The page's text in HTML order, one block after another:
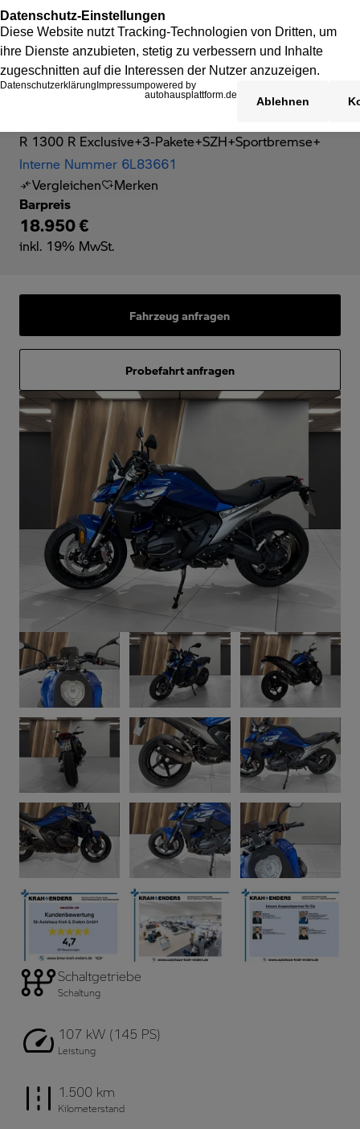
R 1300 R Exclusive+3-Pakete+SZH+Sportbremse+
Interne Nummer 6L83661
Vergleichen
Merken
Barpreis
18.950 €
inkl. 19% MwSt.
Fahrzeug anfragen
Probefahrt anfragen
Schaltgetriebe
Schaltung
107 kW (145 PS)
Leistung
1.500 km
Kilometerstand